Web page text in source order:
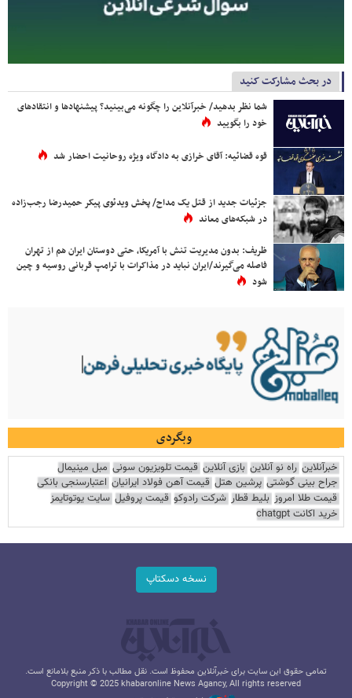
در بحث مشارکت کنید
شما نظر بدهید/ خبرآنلاین را چگونه می‌بینید؟ پیشنهادها و انتقادهای
خود را بگویید
قوه قضائیه: آقای خرازی به دادگاه ویژه روحانیت احضار شد
جزئیات جدید از قتل یک مداح/ پخش ویدئوی پیکر حمیدرضا رجب‌زاده
در شبکه‌های معاند
ظریف: بدون مدیریت تنش با آمریکا، حتی دوستان ایران هم از تهران
فاصله می‌گیرند/ایران نباید در مذاکرات با ترامپ قربانی روسیه و چین
شود
وبگردی
خبرآنلاین راه نو آنلاین بازی آنلاین قیمت تلویزیون سونی مبل مینیمال
جراح بینی گوشتی پرشین هتل قیمت آهن فولاد ایرانیان اعتبارسنجی بانکی
قیمت طلا امروز بلیط قطار شرکت رادوکو قیمت پروفیل سایت یوتوتایمز
خرید اکانت chatgpt
نسخه دسکتاپ
تمامی حقوق این سایت برای خبرآنلاین محفوظ است. نقل مطالب با ذکر منبع بلامانع است.
Copyright © 2025 khabaronline News Agancy, All rights reserved